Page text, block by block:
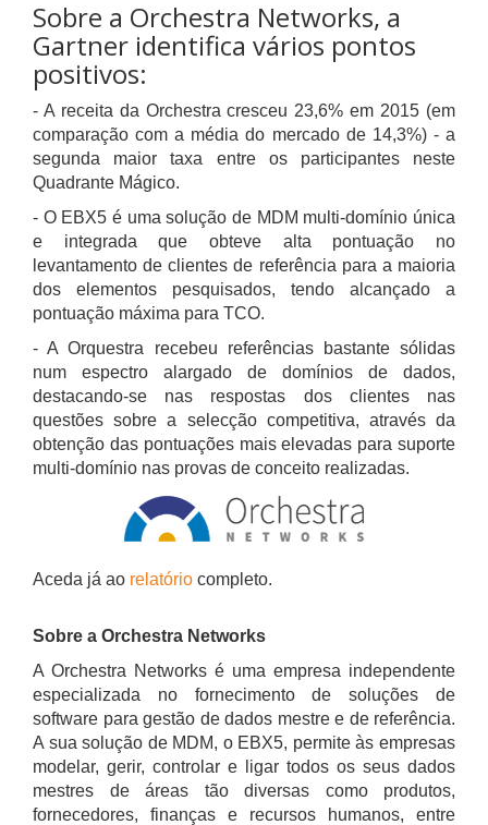
Sobre a Orchestra Networks, a
Gartner identifica vários pontos
positivos:
- A receita da Orchestra cresceu 23,6% em 2015 (em
comparação com a média do mercado de 14,3%) - a
segunda maior taxa entre os participantes neste
Quadrante Mágico.
- O EBX5 é uma solução de MDM multi-domínio única
e integrada que obteve alta pontuação no
levantamento de clientes de referência para a maioria
dos elementos pesquisados, tendo alcançado a
pontuação máxima para TCO.
- A Orquestra recebeu referências bastante sólidas
num espectro alargado de domínios de dados,
destacando-se nas respostas dos clientes nas
questões sobre a selecção competitiva, através da
obtenção das pontuações mais elevadas para suporte
multi-domínio nas provas de conceito realizadas.
Aceda já ao relatório completo.
Sobre a Orchestra Networks
A Orchestra Networks é uma empresa independente
especializada no fornecimento de soluções de
software para gestão de dados mestre e de referência.
A sua solução de MDM, o EBX5, permite às empresas
modelar, gerir, controlar e ligar todos os seus dados
mestres de áreas tão diversas como produtos,
fornecedores, finanças e recursos humanos, entre